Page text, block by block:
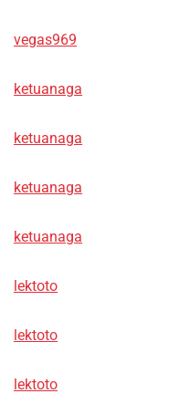
vegas969
ketuanaga
ketuanaga
ketuanaga
ketuanaga
lektoto
lektoto
lektoto